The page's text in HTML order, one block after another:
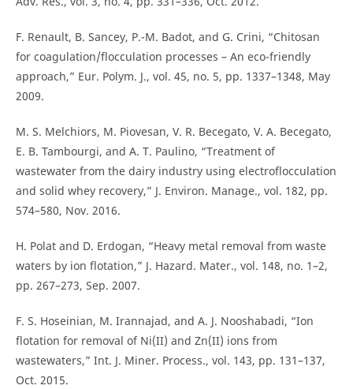
F. Renault, B. Sancey, P.-M. Badot, and G. Crini, “Chitosan
for coagulation/flocculation processes – An eco-friendly
approach,” Eur. Polym. J., vol. 45, no. 5, pp. 1337–1348, May
2009.
M. S. Melchiors, M. Piovesan, V. R. Becegato, V. A. Becegato,
E. B. Tambourgi, and A. T. Paulino, “Treatment of
wastewater from the dairy industry using electroflocculation
and solid whey recovery,” J. Environ. Manage., vol. 182, pp.
574–580, Nov. 2016.
H. Polat and D. Erdogan, “Heavy metal removal from waste
waters by ion flotation,” J. Hazard. Mater., vol. 148, no. 1–2,
pp. 267–273, Sep. 2007.
F. S. Hoseinian, M. Irannajad, and A. J. Nooshabadi, “Ion
flotation for removal of Ni(II) and Zn(II) ions from
wastewaters,” Int. J. Miner. Process., vol. 143, pp. 131–137,
Oct. 2015.